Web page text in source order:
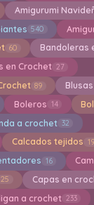
Amigurumi
540
60 Bandoleras
en Crochet 27
89
Boleros 14
a crochet 32
Calcados tejidos 19
16
25 Capas en
a crochet 233